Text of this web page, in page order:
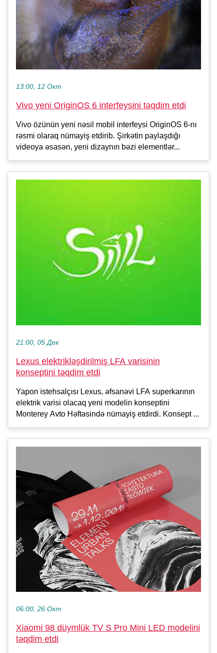
13:00, 12 Окт
Vivo yeni OriginOS 6 interfeysini təqdim etdi
Vivo özünün yeni nəsil mobil interfeysi OriginOS 6-nı
rəsmi olaraq nümayiş etdirib. Şirkətin paylaşdığı
videoya əsasən, yeni dizaynın bəzi elementlər...
21:00, 05 Дек
Lexus elektrikləşdirilmiş LFA varisinin
konseptini təqdim etdi
Yapon istehsalçısı Lexus, əfsanəvi LFA superkarının
elektrik varisi olacaq yeni modelin konseptini
Monterey Avto Həftəsində nümayiş etdirdi. Konsept ...
06:00, 26 Окт
Xiaomi 98 düymlük TV S Pro Mini LED modelini
təqdim etdi